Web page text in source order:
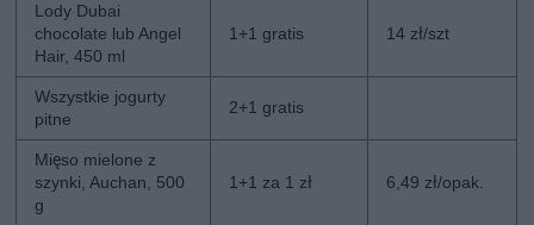
Lody Dubai
chocolate lub Angel
Hair, 450 ml
1+1 gratis 14 zł/szt
Wszystkie jogurty
pitne
2+1 gratis
Mięso mielone z
szynki, Auchan, 500
g
1+1 za 1 zł 6,49 zł/opak.